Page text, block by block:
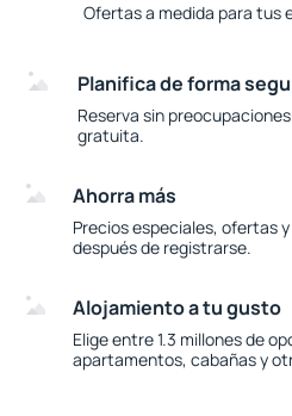
Ofertas a medida para tus
Planifica de forma
Reserva sin
gratuita.
Ahorra más
Precios especiales, ofertas
después de registrarse.
Alojamiento a tu gusto
Elige entre 1.3 millones de
apartamentos, cabañas y